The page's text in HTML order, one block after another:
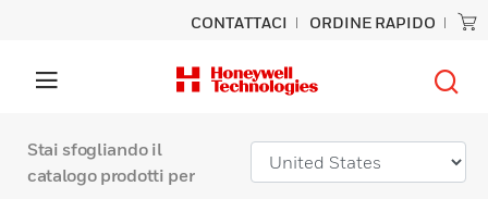
CONTATTACI ORDINE RAPIDO
Stai sfogliando il
catalogo prodotti per